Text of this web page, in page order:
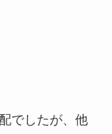
でしたが、他